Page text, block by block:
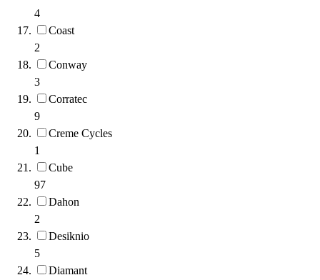
4
Coast
2
Conway
3
Corratec
9
Creme Cycles
1
Cube
97
Dahon
2
Desiknio
5
Diamant